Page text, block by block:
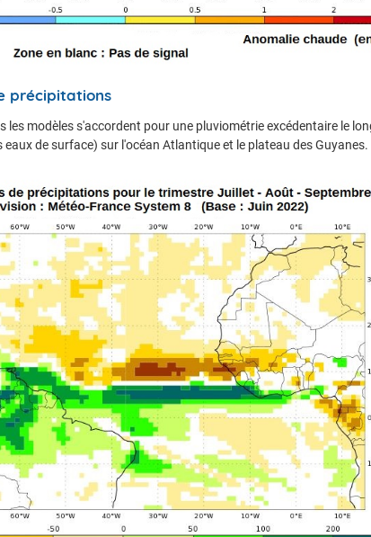
précipitations
les modèles s'accordent pour une pluviométrie excédentaire le
eaux de surface) sur l'océan Atlantique et le plateau des Guyanes.